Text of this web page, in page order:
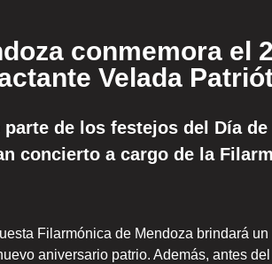
conmemora el
Velada
parte de los festejos del Día
concierto a cargo de la
Filarmónica de Mendoza brindará
aniversario patrio. Además, antes